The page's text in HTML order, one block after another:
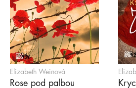
Elizabeth Weinová
Rose pod palbou